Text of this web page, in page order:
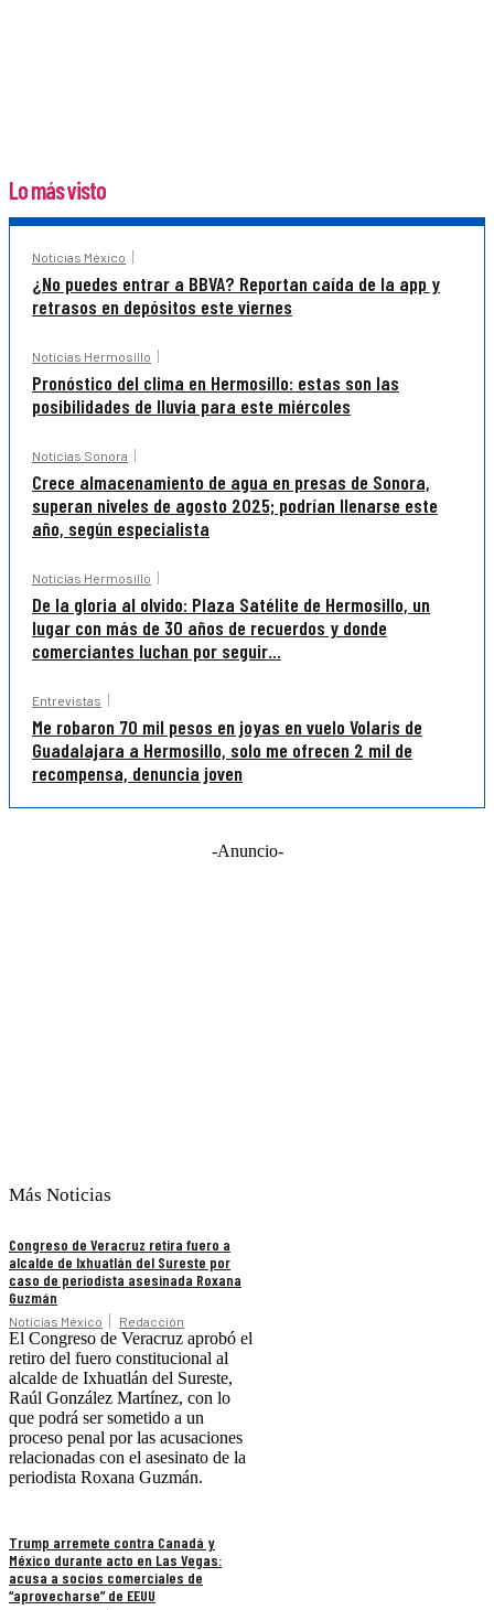
Lo más visto
Noticias México
¿No puedes entrar a BBVA? Reportan caída de la app y
retrasos en depósitos este viernes
Noticias Hermosillo
Pronóstico del clima en Hermosillo: estas son las
posibilidades de lluvia para este miércoles
Noticias Sonora
Crece almacenamiento de agua en presas de Sonora,
superan niveles de agosto 2025; podrían llenarse este
año, según especialista
Noticias Hermosillo
De la gloria al olvido: Plaza Satélite de Hermosillo, un
lugar con más de 30 años de recuerdos y donde
comerciantes luchan por seguir...
Entrevistas
Me robaron 70 mil pesos en joyas en vuelo Volaris de
Guadalajara a Hermosillo, solo me ofrecen 2 mil de
recompensa, denuncia joven
-Anuncio-
Más Noticias
Congreso de Veracruz retira fuero a
alcalde de Ixhuatlán del Sureste por
caso de periodista asesinada Roxana
Guzmán
Noticias México Redacción
El Congreso de Veracruz aprobó el
retiro del fuero constitucional al
alcalde de Ixhuatlán del Sureste,
Raúl González Martínez, con lo
que podrá ser sometido a un
proceso penal por las acusaciones
relacionadas con el asesinato de la
periodista Roxana Guzmán.
Trump arremete contra Canadá y
México durante acto en Las Vegas:
acusa a socios comerciales de
“aprovecharse” de EEUU